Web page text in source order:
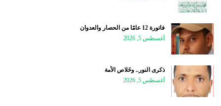
فاتورة 12 عامًا من الحصار والعدوان
أغسطس 5, 2026
ذكرى النور.. وخَلاص الأمة
أغسطس 5, 2026